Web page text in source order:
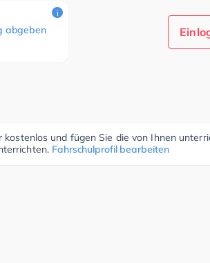
abgeben
i
und fügen Sie die von Ihnen
Fahrschulprofil bearbeiten